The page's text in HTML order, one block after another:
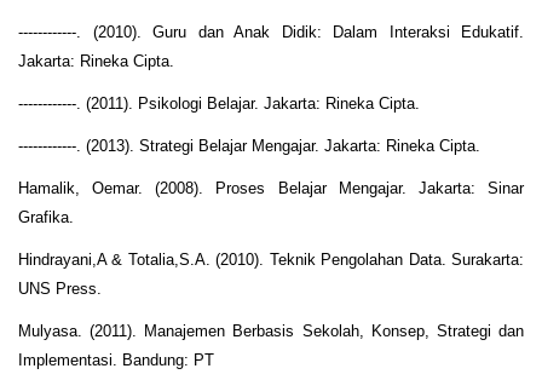
------------. (2010). Guru dan Anak Didik: Dalam Interaksi Edukatif.
Jakarta: Rineka Cipta.
------------. (2011). Psikologi Belajar. Jakarta: Rineka Cipta.
------------. (2013). Strategi Belajar Mengajar. Jakarta: Rineka Cipta.
Hamalik, Oemar. (2008). Proses Belajar Mengajar. Jakarta: Sinar
Grafika.
Hindrayani,A & Totalia,S.A. (2010). Teknik Pengolahan Data. Surakarta:
UNS Press.
Mulyasa. (2011). Manajemen Berbasis Sekolah, Konsep, Strategi dan
Implementasi. Bandung: PT